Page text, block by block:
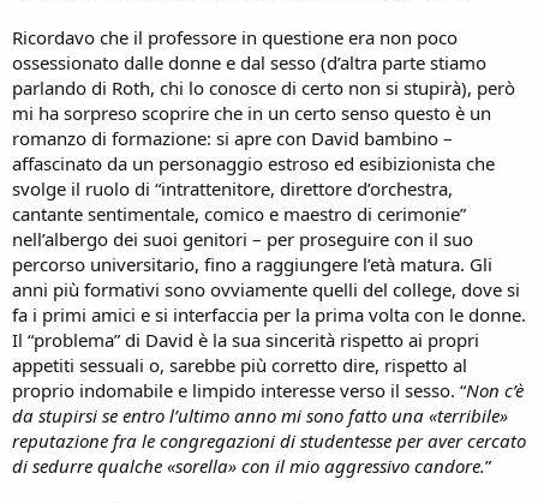
Ricordavo che il professore in questione era non poco
ossessionato dalle donne e dal sesso (d’altra parte stiamo
parlando di Roth, chi lo conosce di certo non si stupirà), però
mi ha sorpreso scoprire che in un certo senso questo è un
romanzo di formazione: si apre con David bambino –
affascinato da un personaggio estroso ed esibizionista che
svolge il ruolo di “intrattenitore, direttore d’orchestra,
cantante sentimentale, comico e maestro di cerimonie”
nell’albergo dei suoi genitori – per proseguire con il suo
percorso universitario, fino a raggiungere l’età matura. Gli
anni più formativi sono ovviamente quelli del college, dove si
fa i primi amici e si interfaccia per la prima volta con le donne.
Il “problema” di David è la sua sincerità rispetto ai propri
appetiti sessuali o, sarebbe più corretto dire, rispetto al
proprio indomabile e limpido interesse verso il sesso. “Non c’è
da stupirsi se entro l’ultimo anno mi sono fatto una «terribile»
reputazione fra le congregazioni di studentesse per aver cercato
di sedurre qualche «sorella» con il mio aggressivo candore.”